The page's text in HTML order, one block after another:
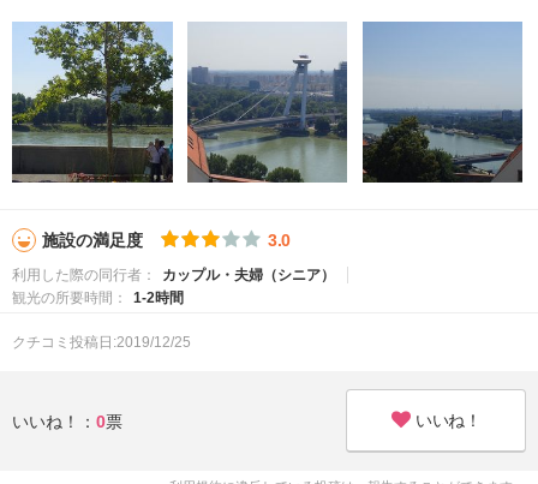
施設の満足度 3.0
利用した際の同行者：
カップル・夫婦（シニア）
観光の所要時間：
1-2時間
クチコミ投稿日:2019/12/25
いいね！： 0票 いいね！